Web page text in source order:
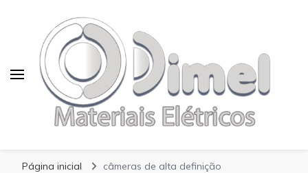
Página inicial câmeras de alta definição